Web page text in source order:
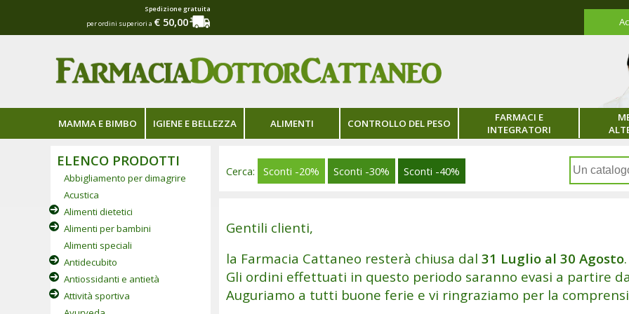
Spedizione gratuita
per ordini superiori a € 50,00
MAMMA E BIMBO IGIENE E BELLEZZA ALIMENTI CONTROLLO DEL PESO
FARMACI E
INTEGRATORI
ELENCO PRODOTTI
Abbigliamento per dimagrire
Acustica
Alimenti dietetici
Alimenti per bambini
Alimenti speciali
Antidecubito
Antiossidanti e antietà
Attività sportiva
Cerca: Sconti -20% Sconti -30% Sconti -40%
Gentili clienti,
la Farmacia Cattaneo resterà chiusa dal 31 Luglio al 30 Agosto.
Gli ordini effettuati in questo periodo saranno evasi a partire
Auguriamo a tutti buone ferie e vi ringraziamo per la